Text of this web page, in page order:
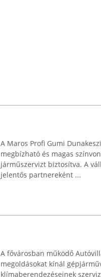
A Maros Profi Gumi
megbízható és magas
járműszervizt biztosítva. A
jelentős partnereként ...
A fővárosban működő
megoldásokat kínál
klímaberendezéseinek